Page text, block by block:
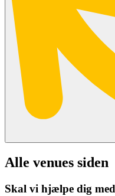
Alle venues siden
Skal vi hjælpe dig